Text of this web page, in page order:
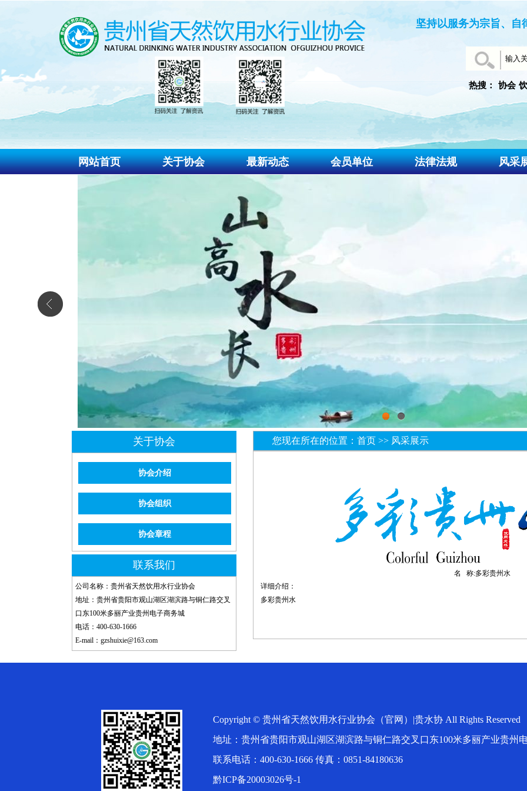
坚持以服务为宗旨、自
热搜： 协会
网站首页 关于协会 最新动态
协会动态
通知公告
会员单位 法律法规 风采
1
关于协会
协会介绍
协会组织
协会章程
联系我们
公司名称：贵州省天然饮用水行业协会
地址：贵州省贵阳市观山湖区湖滨路与铜仁路交叉
口东100米多丽产业贵州电子商务城
电话：400-630-1666
E-mail：gzshuixie@163.com
您现在所在的位置： 首页 >> 风采展示
名 称:多彩贵州水
详细介绍：
多彩贵州水
Copyright © 贵州省天然饮用水行业协会（官网）|贵水协 All Rights Reserved
地址：贵州省贵阳市观山湖区湖滨路与铜仁路交叉口东100米多丽产业贵州
联系电话：400-630-1666 传真：0851-84180636
黔ICP备20003026号-1